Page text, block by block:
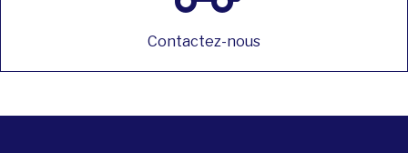
Contactez-nous